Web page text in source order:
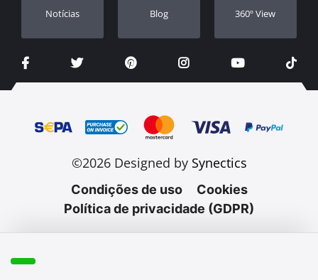
Notícias Blog 360º View
©2026 Designed by Synectics
Condições de uso
Cookies
Política de privacidade (GDPR)